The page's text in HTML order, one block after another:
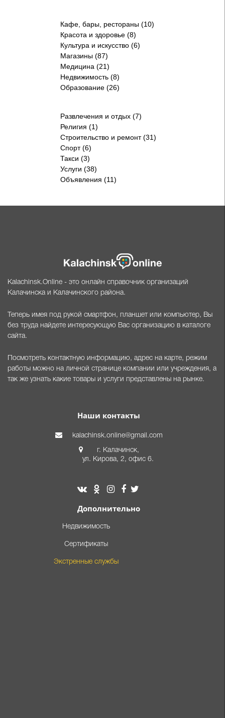
Кафе, бары, рестораны (10)
Красота и здоровье (8)
Культура и искусство (6)
Магазины (87)
Медицина (21)
Недвижимость (8)
Образование (26)
Развлечения и отдых (7)
Религия (1)
Строительство и ремонт (31)
Спорт (6)
Такси (3)
Услуги (38)
Объявления (11)
Kalachinsk.Online - это онлайн справочник организаций
Калачинска и Калачинского района.
Теперь имея под рукой смартфон, планшет или компьютер, Вы
без труда найдете интересующую Вас организацию в каталоге
сайта.
Посмотреть контактную информацию, адрес на карте, режим
работы можно на личной странице компании или учреждения, а
так же узнать какие товары и услуги представлены на рынке.
Наши контакты
kalachinsk.online@gmail.com
г. Калачинск,
ул. Кирова, 2, офис 6.
Дополнительно
Недвижимость
Сертификаты
Экстренные службы